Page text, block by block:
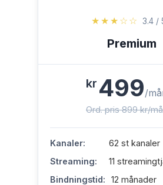
★★★☆☆ 3.4 /
Premium
kr 499/
Ord. pris 899 kr/
Kanaler:
62 st kanaler
Streaming:
11
Bindningstid:
12 månader